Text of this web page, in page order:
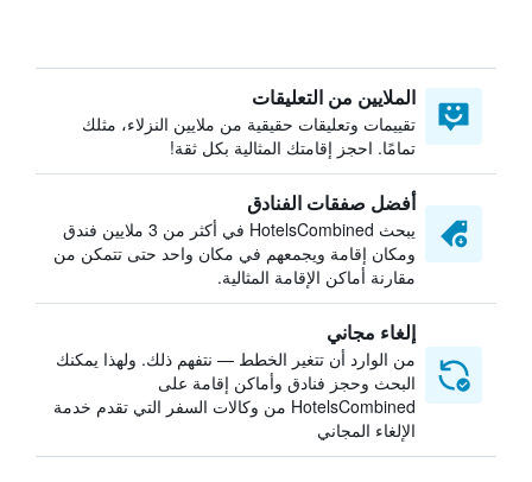
الملايين من التعليقات
تقييمات وتعليقات حقيقية من ملايين النزلاء، مثلك
تمامًا. احجز إقامتك المثالية بكل ثقة!
أفضل صفقات الفنادق
يبحث HotelsCombined في أكثر من 3 ملايين فندق
ومكان إقامة ويجمعهم في مكان واحد حتى تتمكن من
مقارنة أماكن الإقامة المثالية.
إلغاء مجاني
من الوارد أن تتغير الخطط — نتفهم ذلك. ولهذا يمكنك
البحث وحجز فنادق وأماكن إقامة على
HotelsCombined من وكالات السفر التي تقدم خدمة
الإلغاء المجاني